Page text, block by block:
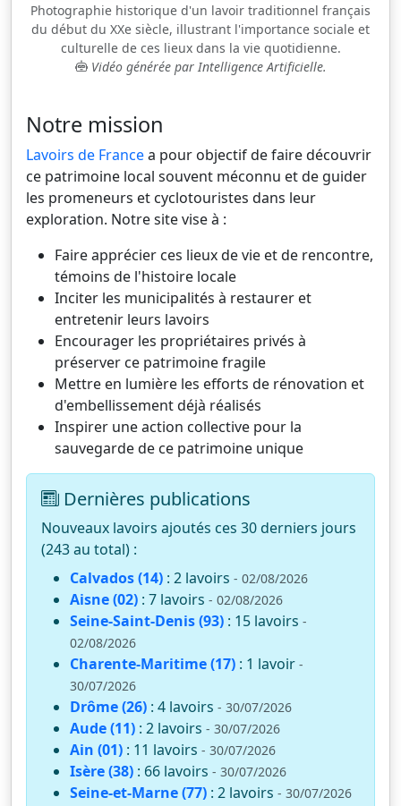
Photographie historique d'un lavoir traditionnel français
du début du XXe siècle, illustrant l'importance sociale et
culturelle de ces lieux dans la vie quotidienne.
Vidéo générée par Intelligence Artificielle.
Notre mission
Lavoirs de Francea pour objectif de faire découvrir
ce patrimoine local souvent méconnu et de guider
les promeneurs et cyclotouristes dans leur
exploration. Notre site vise à :
Faire apprécier ces lieux de vie et de rencontre,
témoins de l'histoire locale
Inciter les municipalités à restaurer et
entretenir leurs lavoirs
Encourager les propriétaires privés à
préserver ce patrimoine fragile
Mettre en lumière les efforts de rénovation et
d'embellissement déjà réalisés
Inspirer une action collective pour la
sauvegarde de ce patrimoine unique
Dernières publications
Nouveaux lavoirs ajoutés ces 30 derniers jours
(243 au total) :
Calvados (14) : 2 lavoirs - 02/08/2026
Aisne (02) : 7 lavoirs - 02/08/2026
Seine-Saint-Denis (93) : 15 lavoirs -
02/08/2026
Charente-Maritime (17) : 1 lavoir -
30/07/2026
Drôme (26) : 4 lavoirs - 30/07/2026
Aude (11) : 2 lavoirs - 30/07/2026
Ain (01) : 11 lavoirs - 30/07/2026
Isère (38) : 66 lavoirs - 30/07/2026
Seine-et-Marne (77) : 2 lavoirs - 30/07/2026